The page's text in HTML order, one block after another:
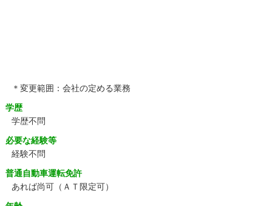
＊変更範囲：会社の定める業務
学歴
学歴不問
必要な経験等
経験不問
普通自動車運転免許
あれば尚可（ＡＴ限定可）